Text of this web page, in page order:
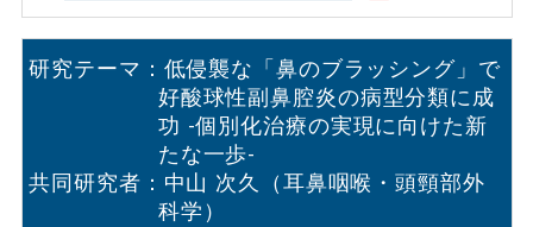
研究テーマ：低侵襲な「鼻のブラッシング」で
好酸球性副鼻腔炎の病型分類に成
功 -個別化治療の実現に向けた新
たな一歩-
共同研究者：中山 次久（耳鼻咽喉・頭頸部外
科学）